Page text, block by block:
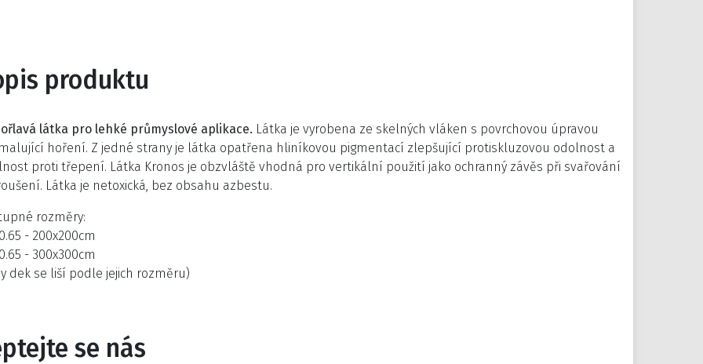
produktu
látka pro lehké průmyslové aplikace. Látka je vyrobena ze skelných vláken s povrchovou úpravou
hoření. Z jedné strany je látka opatřena hliníkovou pigmentací zlepšující protiskluzovou odolnost a
proti třepení. Látka Kronos je obzvláště vhodná pro vertikální použití jako ochranný závěs při svařování
Látka je netoxická, bez obsahu azbestu.
rozměry:
- 200x200cm
- 300x300cm
dek se liší podle jejich rozměru)
se nás